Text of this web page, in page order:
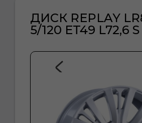
ДИСК REPLAY
5/120 ET49 L72,6 S